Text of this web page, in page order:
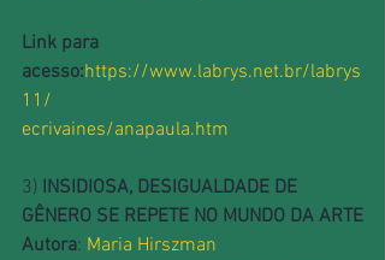
Link para
acesso:https://www.labrys.net.br/labrys
11/
ecrivaines/anapaula.htm
3) INSIDIOSA, DESIGUALDADE DE
GÊNERO SE REPETE NO MUNDO DA ARTE
Autora: Maria Hirszman